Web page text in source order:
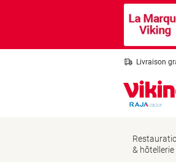
Livraison
& hôtellerie